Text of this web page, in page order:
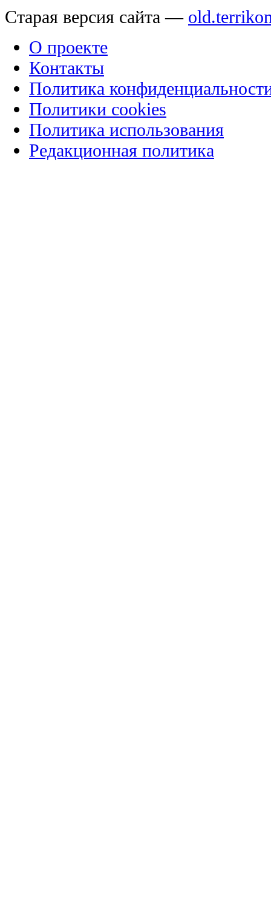
Старая версия сайта —
О проекте
Контакты
Политика
Политики cookies
Политика использования
Редакционная политика